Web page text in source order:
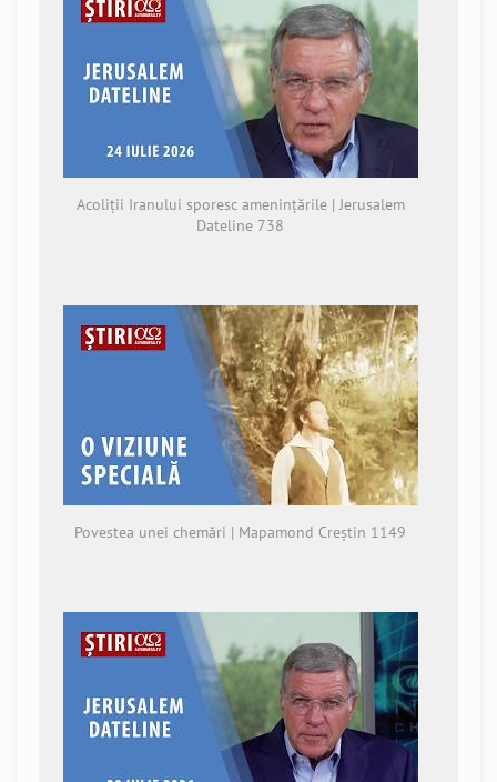
Acoliții Iranului sporesc amenințările | Jerusalem
Dateline 738
Povestea unei chemări | Mapamond Creștin 1149